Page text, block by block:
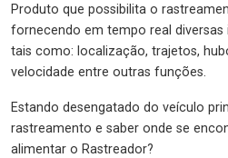
Produto que possibilita o
fornecendo em tempo real
tais como: localização, trajetos,
velocidade entre outras funções.
Estando desengatado do veículo
rastreamento e saber onde se
alimentar o Rastreador?